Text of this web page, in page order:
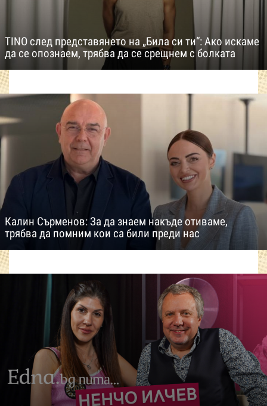
TINO след представянето на „Била си ти“: Ако искаме
да се опознаем, трябва да се срещнем с болката
Калин Сърменов: За да знаем накъде отиваме,
трябва да помним кои са били преди нас